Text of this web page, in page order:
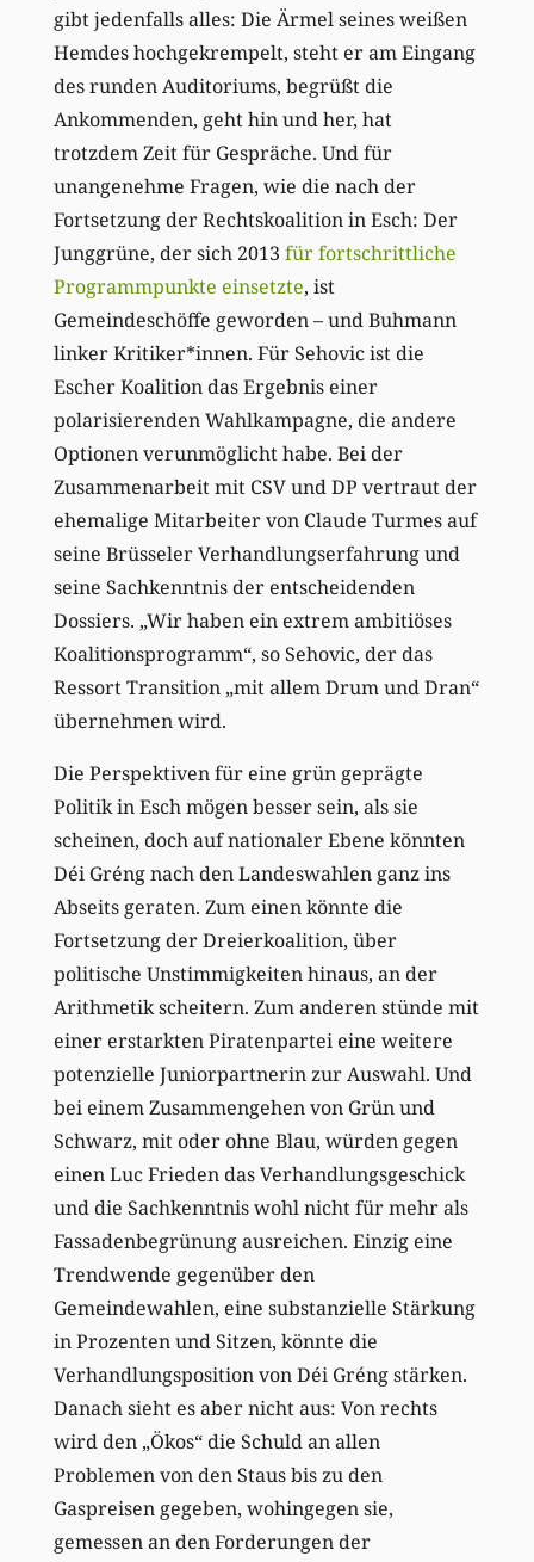
gibt jedenfalls alles: Die Ärmel seines weißen
Hemdes hochgekrempelt, steht er am Eingang
des runden Auditoriums, begrüßt die
Ankommenden, geht hin und her, hat
trotzdem Zeit für Gespräche. Und für
unangenehme Fragen, wie die nach der
Fortsetzung der Rechtskoalition in Esch: Der
Junggrüne, der sich 2013 für fortschrittliche
Programmpunkte einsetzte, ist
Gemeindeschöffe geworden – und Buhmann
linker Kritiker*innen. Für Sehovic ist die
Escher Koalition das Ergebnis einer
polarisierenden Wahlkampagne, die andere
Optionen verunmöglicht habe. Bei der
Zusammenarbeit mit CSV und DP vertraut der
ehemalige Mitarbeiter von Claude Turmes auf
seine Brüsseler Verhandlungserfahrung und
seine Sachkenntnis der entscheidenden
Dossiers. „Wir haben ein extrem ambitiöses
Koalitionsprogramm“, so Sehovic, der das
Ressort Transition „mit allem Drum und Dran“
übernehmen wird.
Die Perspektiven für eine grün geprägte
Politik in Esch mögen besser sein, als sie
scheinen, doch auf nationaler Ebene könnten
Déi Gréng nach den Landeswahlen ganz ins
Abseits geraten. Zum einen könnte die
Fortsetzung der Dreierkoalition, über
politische Unstimmigkeiten hinaus, an der
Arithmetik scheitern. Zum anderen stünde mit
einer erstarkten Piratenpartei eine weitere
potenzielle Juniorpartnerin zur Auswahl. Und
bei einem Zusammengehen von Grün und
Schwarz, mit oder ohne Blau, würden gegen
einen Luc Frieden das Verhandlungsgeschick
und die Sachkenntnis wohl nicht für mehr als
Fassadenbegrünung ausreichen. Einzig eine
Trendwende gegenüber den
Gemeindewahlen, eine substanzielle Stärkung
in Prozenten und Sitzen, könnte die
Verhandlungsposition von Déi Gréng stärken.
Danach sieht es aber nicht aus: Von rechts
wird den „Ökos“ die Schuld an allen
Problemen von den Staus bis zu den
Gaspreisen gegeben, wohingegen sie,
gemessen an den Forderungen der